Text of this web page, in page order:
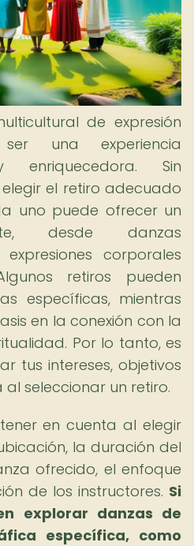
de expresión
una experiencia
enriquecedora. Sin
el retiro adecuado
uno puede ofrecer un
desde danzas
corporales
retiros pueden
específicas, mientras
en la conexión con la
Por lo tanto, es
tus intereses, objetivos
al seleccionar un retiro.
en cuenta al elegir
la duración del
ofrecido, el enfoque
de los instructores. Si
explorar danzas de
específica, como